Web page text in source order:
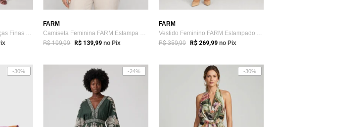
Vestido Feminino FARM Alças Finas Estampa Verde
FARM
Camiseta Feminina FARM Estampa Tropical Verde
R$ 199,99 R$ 139,99 no Pix
FARM
Vestido Feminino FARM Estampado Alças La...
R$ 359,99 R$ 269,99 no Pix
-30% -24% -30%